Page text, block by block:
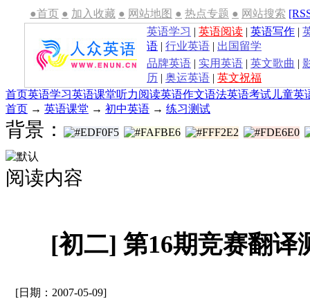
●首页 ● 加入收藏 ● 网站地图 ● 热点专题 ● 网站搜索
英语学习 | 英语阅读 | 英语写作 |
语 | 行业英语 | 出国留学
品牌英语 | 实用英语 | 英文歌曲 |
历 | 奥运英语 | 英文祝福
首页英语学习英语课堂听力阅读英语作文语法英语考试 儿童英
首页 → 英语课堂 → 初中英语 → 练习测试
背景：
阅读内容
[初二] 第16期竞赛翻译
[日期：2007-05-09]